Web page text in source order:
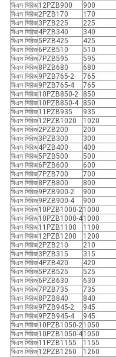
বিএস সিরিজ12PZB900 900
বিএস সিরিজ2PZB170 170
বিএস সিরিজ3PZB225 225
বিএস সিরিজ4PZB340 340
বিএস সিরিজ5PZB425 425
বিএস সিরিজ6PZB510 510
বিএস সিরিজ7PZB595 595
বিএস সিরিজ8PZB680 680
বিএস সিরিজ9PZB765-2 765
বিএস সিরিজ9PZB765-4 765
বিএস সিরিজ10PZB850-2 850
বিএস সিরিজ10PZB850-4 850
বিএস সিরিজ11PZB935 935
বিএস সিরিজ12PZB1020 1020
বিএস সিরিজ2PZB200 200
বিএস সিরিজ3PZB300 300
বিএস সিরিজ4PZB400 400
বিএস সিরিজ5PZB500 500
বিএস সিরিজ6PZB600 600
বিএস সিরিজ7PZB700 700
বিএস সিরিজ8PZB800 800
বিএস সিরিজ9PZB900-2 900
বিএস সিরিজ9PZB900-4 900
বিএস সিরিজ10PZB1000-21000
বিএস সিরিজ10PZB1000-41000
বিএস সিরিজ11PZB1100 1100
বিএস সিরিজ12PZB1200 1200
বিএস সিরিজ2PZB210 210
বিএস সিরিজ3PZB315 315
বিএস সিরিজ4PZB420 420
বিএস সিরিজ5PZB525 525
বিএস সিরিজ6PZB630 630
বিএস সিরিজ7PZB735 735
বিএস সিরিজ8PZB840 840
বিএস সিরিজ9PZB945-2 945
বিএস সিরিজ9PZB945-4 945
বিএস সিরিজ10PZB1050-21050
বিএস সিরিজ10PZB1050-41050
বিএস সিরিজ11PZB1155 1155
বিএস সিরিজ12PZB1260 1260